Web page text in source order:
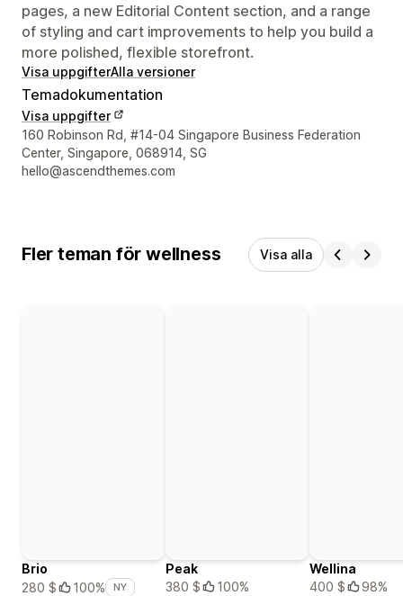
pages, a new Editorial Content section, and a range
of styling and cart improvements to help you build a
more polished, flexible storefront.
Visa uppgifterAlla versioner
Temadokumentation
Visa uppgifter
Designerns kontaktuppgifter
160 Robinson Rd, #14-04 Singapore Business Federation
Center, Singapore, 068914, SG
hello@ascendthemes.com
Fler teman för wellness Visa alla
Brio
280 $
100% NY
Peak
380 $
100%
Wellina
400 $
98%